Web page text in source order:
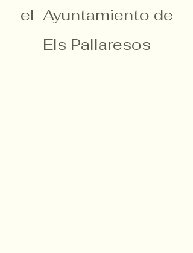
el Ayuntamiento de
Els Pallaresos